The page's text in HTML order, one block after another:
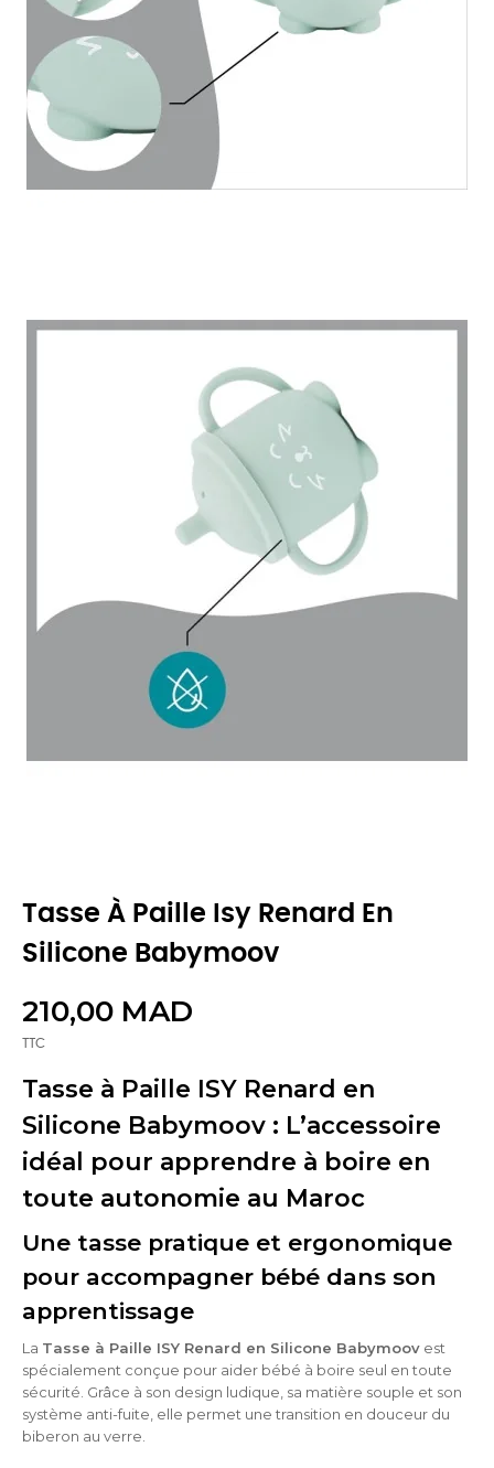
Tasse À Paille Isy Renard En
Silicone Babymoov
210,00 MAD
TTC
Tasse à Paille ISY Renard en
Silicone Babymoov : L’accessoire
idéal pour apprendre à boire en
toute autonomie au Maroc
Une tasse pratique et ergonomique
pour accompagner bébé dans son
apprentissage
La Tasse à Paille ISY Renard en Silicone Babymoov est
spécialement conçue pour aider bébé à boire seul en toute
sécurité. Grâce à son design ludique, sa matière souple et son
système anti-fuite, elle permet une transition en douceur du
biberon au verre.